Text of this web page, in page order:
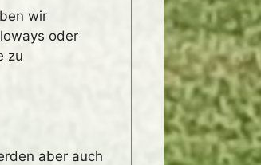
wir
oder
zu
aber auch